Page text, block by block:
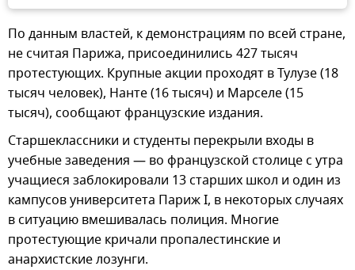
По данным властей, к демонстрациям по всей стране,
не считая Парижа, присоединились 427 тысяч
протестующих. Крупные акции проходят в Тулузе (18
тысяч человек), Нанте (16 тысяч) и Марселе (15
тысяч), сообщают французские издания.
Старшеклассники и студенты перекрыли входы в
учебные заведения — во французской столице с утра
учащиеся заблокировали 13 старших школ и один из
кампусов университета Париж I, в некоторых случаях
в ситуацию вмешивалась полиция. Многие
протестующие кричали пропалестинские и
анархистские лозунги.